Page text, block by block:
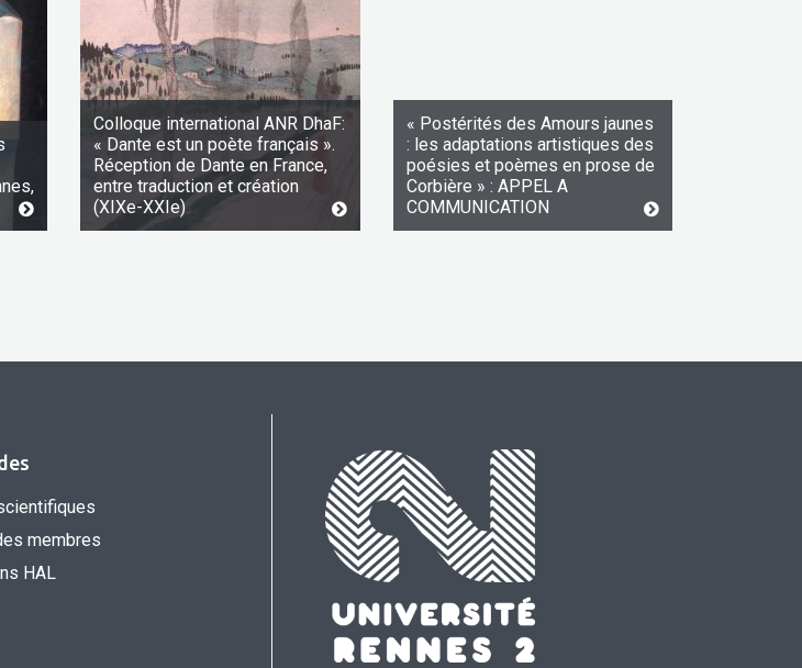
Colloque international ANR DhaF:
« Dante est un poète français ».
Réception de Dante en France,
entre traduction et création
(XIXe-XXIe)
« Postérités des Amours jaunes
: les adaptations artistiques des
poésies et poèmes en prose de
Corbière » : APPEL A
COMMUNICATION
membres
HAL